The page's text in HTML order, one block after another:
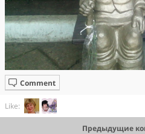
Comment
Like:
Предыдущие